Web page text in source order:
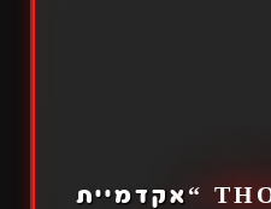
אקדמיית